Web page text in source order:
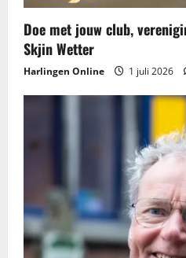
Doe met jouw club,
Skjin Wetter
Harlingen Online 1 juli 2026